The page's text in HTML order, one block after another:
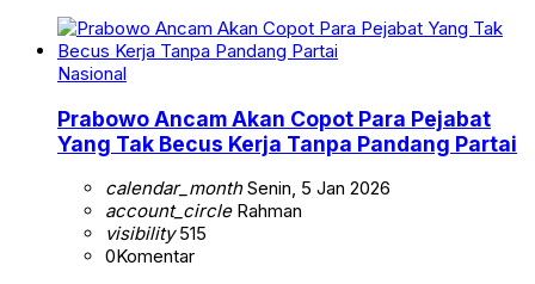
Nasional
Prabowo Ancam Akan Copot Para Pejabat
Yang Tak Becus Kerja Tanpa Pandang Partai
calendar_monthSenin, 5 Jan 2026
account_circleRahman
visibility515
0Komentar